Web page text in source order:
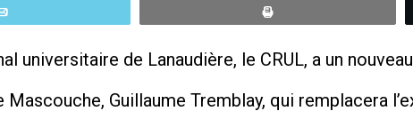
universitaire de Lanaudière, le CRUL, a un
Mascouche, Guillaume Tremblay, qui remplacera